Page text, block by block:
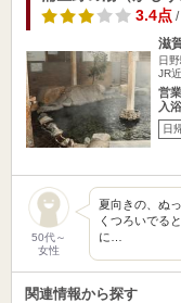
3.4点/
滋
日
JR
営
入
日
50代～
女性
夏向きの、ぬ
くつろいでる
に…
関連情報から探す